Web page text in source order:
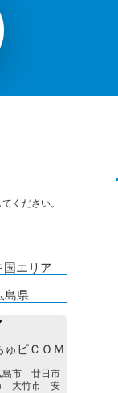
ください。
国エリア
島県
ゅピＣＯＭ
島市 廿日市
大竹市 安